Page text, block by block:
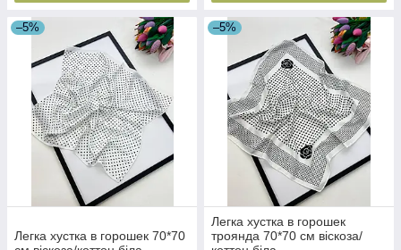
–5%
Легка хустка в горошек 70*70
–5%
Легка хустка в горошек
троянда 70*70 см віскоза/